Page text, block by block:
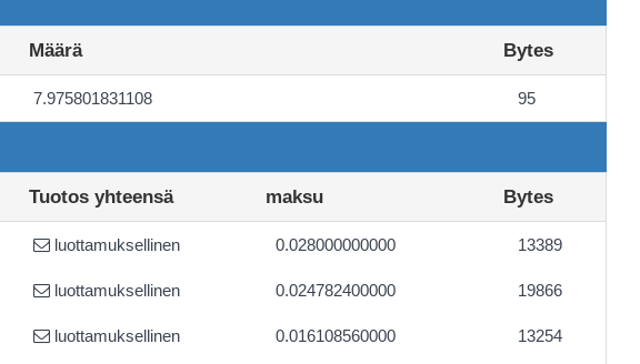
Määrä Bytes
7.975801831108 95
Tuotos yhteensä maksu Bytes
luottamuksellinen 0.028000000000 13389
luottamuksellinen 0.024782400000 19866
luottamuksellinen 0.016108560000 13254